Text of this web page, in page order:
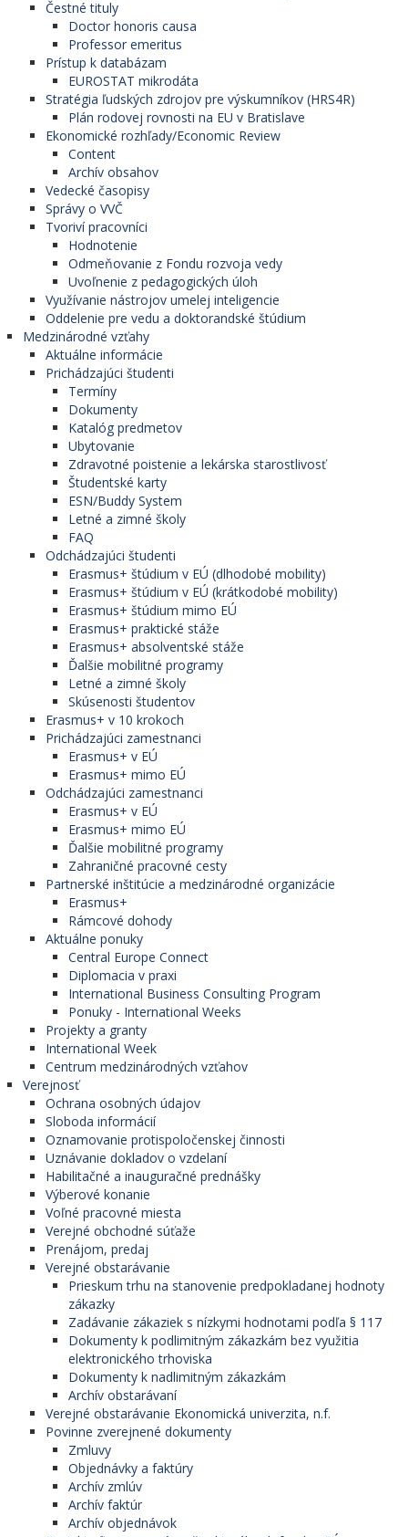
Čestné tituly
Doctor honoris causa
Professor emeritus
Prístup k databázam
EUROSTAT mikrodáta
Stratégia ľudských zdrojov pre výskumníkov (HRS4R)
Plán rodovej rovnosti na EU v Bratislave
Ekonomické rozhľady/Economic Review
Content
Archív obsahov
Vedecké časopisy
Správy o VVČ
Tvoriví pracovníci
Hodnotenie
Odmeňovanie z Fondu rozvoja vedy
Uvoľnenie z pedagogických úloh
Využívanie nástrojov umelej inteligencie
Oddelenie pre vedu a doktorandské štúdium
Medzinárodné vzťahy
Aktuálne informácie
Prichádzajúci študenti
Termíny
Dokumenty
Katalóg predmetov
Ubytovanie
Zdravotné poistenie a lekárska starostlivosť
Študentské karty
ESN/Buddy System
Letné a zimné školy
FAQ
Odchádzajúci študenti
Erasmus+ štúdium v EÚ (dlhodobé mobility)
Erasmus+ štúdium v EÚ (krátkodobé mobility)
Erasmus+ štúdium mimo EÚ
Erasmus+ praktické stáže
Erasmus+ absolventské stáže
Ďalšie mobilitné programy
Letné a zimné školy
Skúsenosti študentov
Erasmus+ v 10 krokoch
Prichádzajúci zamestnanci
Erasmus+ v EÚ
Erasmus+ mimo EÚ
Odchádzajúci zamestnanci
Erasmus+ v EÚ
Erasmus+ mimo EÚ
Ďalšie mobilitné programy
Zahraničné pracovné cesty
Partnerské inštitúcie a medzinárodné organizácie
Erasmus+
Rámcové dohody
Aktuálne ponuky
Central Europe Connect
Diplomacia v praxi
International Business Consulting Program
Ponuky - International Weeks
Projekty a granty
International Week
Centrum medzinárodných vzťahov
Verejnosť
Ochrana osobných údajov
Sloboda informácií
Oznamovanie protispoločenskej činnosti
Uznávanie dokladov o vzdelaní
Habilitačné a inauguračné prednášky
Výberové konanie
Voľné pracovné miesta
Verejné obchodné súťaže
Prenájom, predaj
Verejné obstarávanie
Prieskum trhu na stanovenie predpokladanej hodnoty
zákazky
Zadávanie zákaziek s nízkymi hodnotami podľa § 117
Dokumenty k podlimitným zákazkám bez využitia
elektronického trhoviska
Dokumenty k nadlimitným zákazkám
Archív obstarávaní
Verejné obstarávanie Ekonomická univerzita, n.f.
Povinne zverejnené dokumenty
Zmluvy
Objednávky a faktúry
Archív zmlúv
Archív faktúr
Archív objednávok